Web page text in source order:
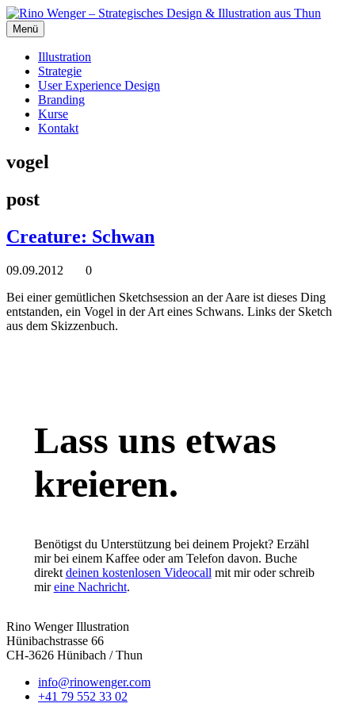
Menü
Illustration
Strategie
User Experience Design
Branding
Kurse
Kontakt
vogel
post
Creature: Schwan
09.09.2012
0
Bei einer gemütlichen Sketchsession an der Aare ist dieses Ding
entstanden, ein Vogel in der Art eines Schwans. Links der Sketch
aus dem Skizzenbuch.
Lass uns etwas
kreieren.
Benötigst du Unterstützung bei deinem Projekt? Erzähl
mir bei einem Kaffee oder am Telefon davon. Buche
direkt deinen kostenlosen Videocall mit mir oder schreib
mireine Nachricht.
Rino Wenger Illustration
Hünibachstrasse 66
CH-3626 Hünibach / Thun
info@rinowenger.com
+41 79 552 33 02